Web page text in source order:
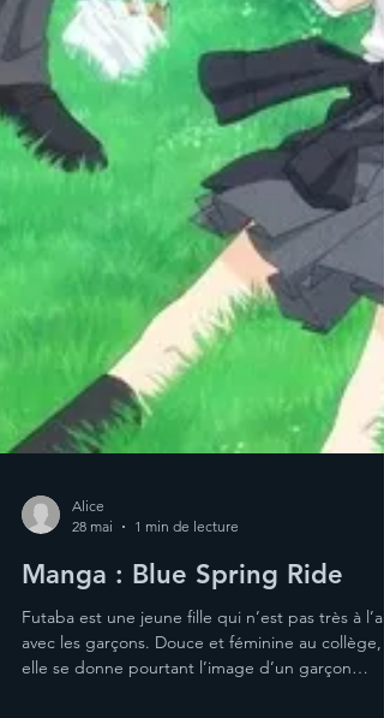
28 mai
1 min de lecture
Manga : Blue Spring Ride
Futaba est une jeune fille qui n’est pas très à